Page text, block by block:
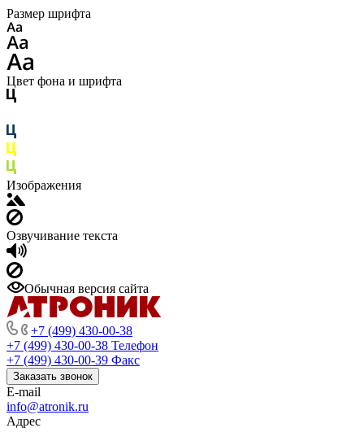
Размер шрифта
Цвет фона и шрифта
Изображения
Озвучивание текста
Обычная версия сайта
+7 (499) 430-00-38
+7 (499) 430-00-38 Телефон
+7 (499) 430-00-39 Факс
Заказать звонок
E-mail
info@atronik.ru
Адрес